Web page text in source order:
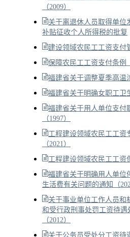
（2009）
关于离退休人员取得单位
补贴征收个人所得税的批复
建设领域农民工工资支付
保障农民工工资支付条例
福建省关于调整夏季高温
福建省关于明确女职工卫
福建省关于用人单位支付
（1997）
工程建设领域农民工工资
（2021）
工程建设领域农民工工资
福建省关于明确用人单位
生活费有关问题的通知（
关于事业单位工作人员和
和受行政刑事处罚工资待遇
（2012）
关于公务员受处分工资待